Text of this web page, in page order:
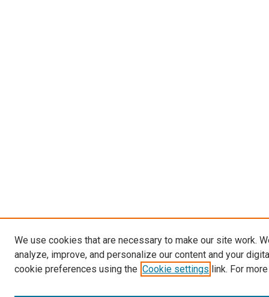
We use cookies that are necessary to make our site work.
analyze, improve, and personalize our content and your
cookie preferences using the Cookie settings link. For